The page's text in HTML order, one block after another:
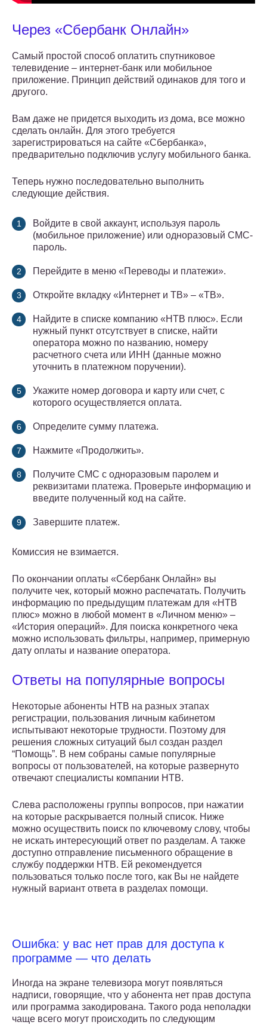
Через «Сбербанк Онлайн»
Самый простой способ оплатить спутниковое
телевидение – интернет-банк или мобильное
приложение. Принцип действий одинаков для того и
другого.
Вам даже не придется выходить из дома, все можно
сделать онлайн. Для этого требуется
зарегистрироваться на сайте «Сбербанка»,
предварительно подключив услугу мобильного банка.
Теперь нужно последовательно выполнить
следующие действия.
Войдите в свой аккаунт, используя пароль
(мобильное приложение) или одноразовый СМС-
пароль.
Перейдите в меню «Переводы и платежи».
Откройте вкладку «Интернет и ТВ» – «ТВ».
Найдите в списке компанию «НТВ плюс». Если
нужный пункт отсутствует в списке, найти
оператора можно по названию, номеру
расчетного счета или ИНН (данные можно
уточнить в платежном поручении).
Укажите номер договора и карту или счет, с
которого осуществляется оплата.
Определите сумму платежа.
Нажмите «Продолжить».
Получите СМС с одноразовым паролем и
реквизитами платежа. Проверьте информацию и
введите полученный код на сайте.
Завершите платеж.
Комиссия не взимается.
По окончании оплаты «Сбербанк Онлайн» вы
получите чек, который можно распечатать. Получить
информацию по предыдущим платежам для «НТВ
плюс» можно в любой момент в «Личном меню» –
«История операций». Для поиска конкретного чека
можно использовать фильтры, например, примерную
дату оплаты и название оператора.
Ответы на популярные вопросы
Некоторые абоненты НТВ на разных этапах
регистрации, пользования личным кабинетом
испытывают некоторые трудности. Поэтому для
решения сложных ситуаций был создан раздел
“Помощь”. В нем собраны самые популярные
вопросы от пользователей, на которые развернуто
отвечают специалисты компании НТВ.
Слева расположены группы вопросов, при нажатии
на которые раскрывается полный список. Ниже
можно осуществить поиск по ключевому слову, чтобы
не искать интересующий ответ по разделам. А также
доступно отправление письменного обращение в
службу поддержки НТВ. Ей рекомендуется
пользоваться только после того, как Вы не найдете
нужный вариант ответа в разделах помощи.
Ошибка: у вас нет прав для доступа к
программе — что делать
Иногда на экране телевизора могут появляться
надписи, говорящие, что у абонента нет прав доступа
или программа закодирована. Такого рода неполадки
чаще всего могут происходить по следующим